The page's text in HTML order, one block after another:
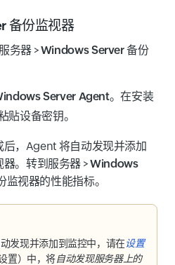
备份监视器
服务器>Windows Server 备份
Server Agent。在安装
贴设备密钥。
，Agent 将自动发现并添加
。转到 服务器 >Windows
监视器的性能指标。
发现并添加到监控中，请在设置
置）中，将自动发现服务器上的